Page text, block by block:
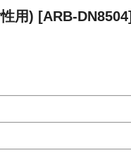
用) [ARB-DN8504]